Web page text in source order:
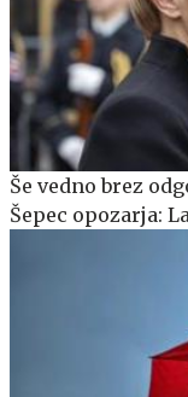
Še vedno brez
Šepec opozarja: